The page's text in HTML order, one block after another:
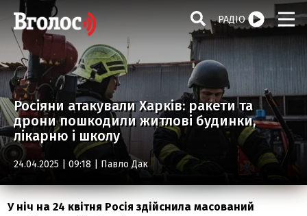
РАДІО
Росіяни атакували Харків: ракети та
дрони пошкодили житлові будинки,
лікарню і школу
24.04.2025 | 09:18 | Павло Дак
У ніч на 24 квітня Росія здійснила масований